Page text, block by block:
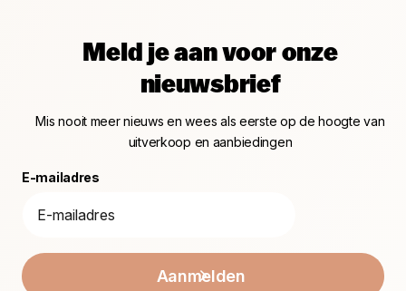
Meld je aan voor onze
nieuwsbrief
Mis nooit meer nieuws en wees als eerste op de hoogte van
uitverkoop en aanbiedingen
E-mailadres
Aanmelden